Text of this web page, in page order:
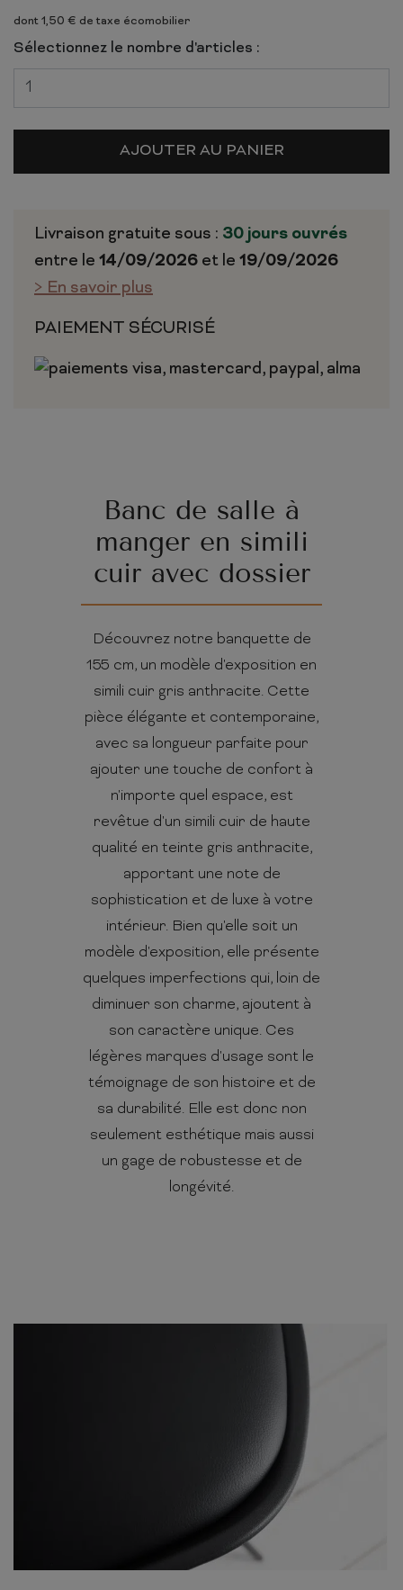
dont 1,50 € de taxe écomobilier
Sélectionnez le nombre d'articles :
AJOUTER AU PANIER
Livraison gratuite sous : 30 jours ouvrés
entre le 14/09/2026 et le 19/09/2026
> En savoir plus
PAIEMENT SÉCURISÉ
Banc de salle à
manger en simili
cuir avec dossier
Découvrez notre banquette de
155 cm, un modèle d'exposition en
simili cuir gris anthracite. Cette
pièce élégante et contemporaine,
avec sa longueur parfaite pour
ajouter une touche de confort à
n'importe quel espace, est
revêtue d'un simili cuir de haute
qualité en teinte gris anthracite,
apportant une note de
sophistication et de luxe à votre
intérieur. Bien qu'elle soit un
modèle d'exposition, elle présente
quelques imperfections qui, loin de
diminuer son charme, ajoutent à
son caractère unique. Ces
légères marques d'usage sont le
témoignage de son histoire et de
sa durabilité. Elle est donc non
seulement esthétique mais aussi
un gage de robustesse et de
longévité.